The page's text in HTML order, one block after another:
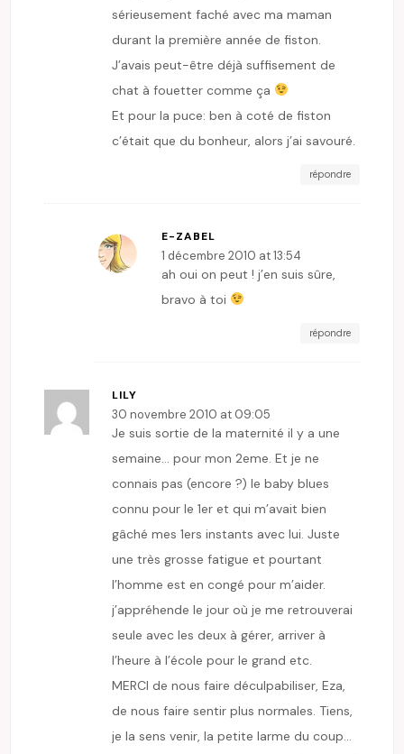
sérieusement faché avec ma maman
durant la première année de fiston.
J’avais peut-être déjà suffisement de
chat à fouetter comme ça
Et pour la puce: ben à coté de fiston
c’était que du bonheur, alors j’ai savouré.
répondre
E-ZABEL
1 décembre 2010 at 13:54
ah oui on peut ! j’en suis sûre,
bravo à toi
répondre
LILY
30 novembre 2010 at 09:05
Je suis sortie de la maternité il y a une
semaine… pour mon 2eme. Et je ne
connais pas (encore ?) le baby blues
connu pour le 1er et qui m’avait bien
gâché mes 1ers instants avec lui. Juste
une très grosse fatigue et pourtant
l’homme est en congé pour m’aider.
j’appréhende le jour où je me retrouverai
seule avec les deux à gérer, arriver à
l’heure à l’école pour le grand etc.
MERCI de nous faire déculpabiliser, Eza,
de nous faire sentir plus normales. Tiens,
je la sens venir, la petite larme du coup…